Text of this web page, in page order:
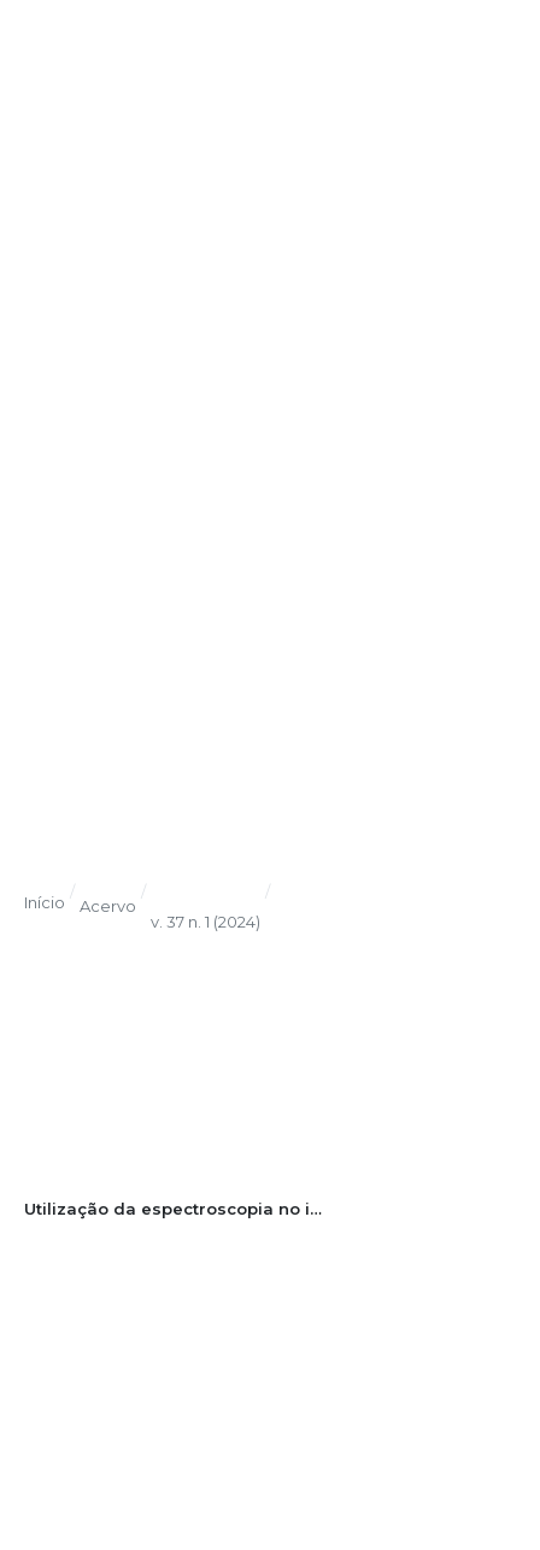
Início
/
Acervo
/
v. 37 n. 1 (2024)
/
Utilização da espectroscopia no infravermelho próximo e calibração multivariada para determinação da composição nutricional de azevém